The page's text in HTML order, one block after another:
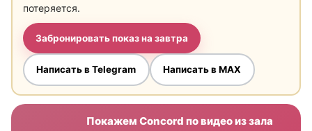
потеряется.
Забронировать показ на завтра
Написать в Telegram Написать в MAX
Покажем Concord по видео из зала